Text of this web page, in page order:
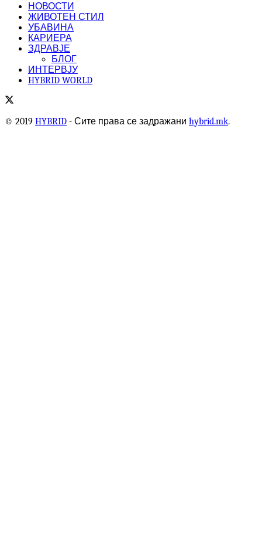
НОВОСТИ
ЖИВОТЕН СТИЛ
УБАВИНА
КАРИЕРА
ЗДРАВЈЕ
БЛОГ
ИНТЕРВЈУ
HYBRID WORLD
© 2019 HYBRID - Сите права се задражани hybrid.mk.